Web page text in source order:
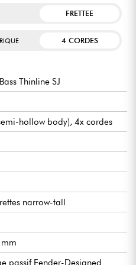
FRETTEE
4 CORDES
Thinline SJ
hollow body), 4x cordes
narrow-tall
passif Fender-Designed